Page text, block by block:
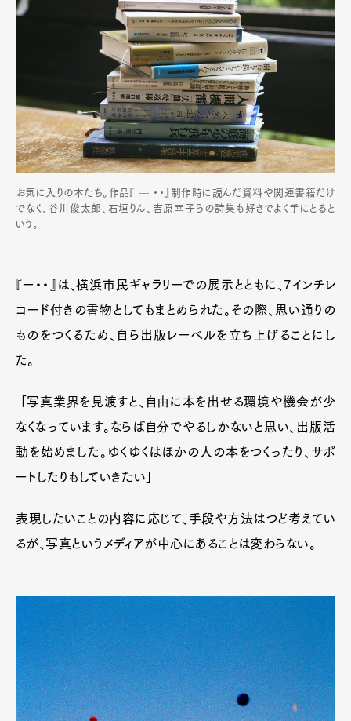
Pen Membership
Magazine
Official Columnist
About
Contact
Pen Meet
Pen international Pen tw
お気に入りの本たち。作品『 — ・・』制作時に読んだ資料や関連書籍だけ
でなく、谷川俊太郎、石垣りん、吉原幸子らの詩集も好きでよく手にとると
いう。
『ー・・』は、横浜市民ギャラリーでの展示とともに、7インチレ
コード付きの書物としてもまとめられた。その際、思い通りの
ものをつくるため、自ら出版レーベルを立ち上げることにし
た。
「写真業界を見渡すと、自由に本を出せる環境や機会が少
なくなっています。ならば自分でやるしかないと思い、出版活
動を始めました。ゆくゆくはほかの人の本をつくったり、サポ
ートしたりもしていきたい」
表現したいことの内容に応じて、手段や方法はつど考えてい
るが、写真というメディアが中心にあることは変わらない。